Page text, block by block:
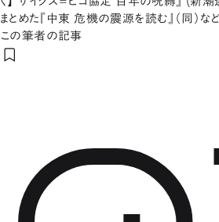
まとめた『中東 危機の震源を読む』（同）な
この筆者の記事